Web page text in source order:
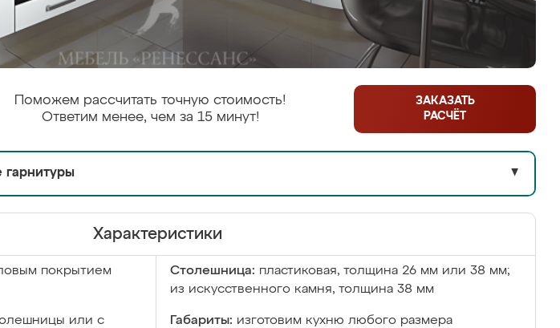
Поможем рассчитать точную стоимость!
Ответим менее, чем за 15 минут!
ЗАКАЗАТЬ
РАСЧЁТ
гарнитуры ▼
Характеристики
покрытием Столешница: пластиковая, толщина 26 мм или 38 мм;
из искусственного камня, толщина 38 мм
или с
Габариты: изготовим кухню любого размера